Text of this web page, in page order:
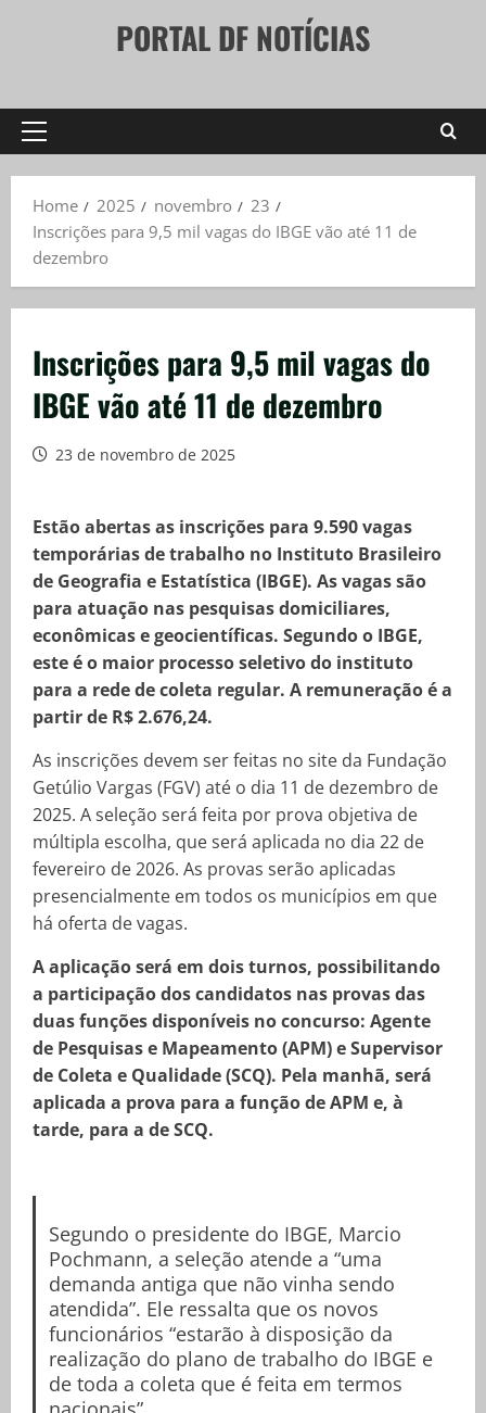
PORTAL DF NOTÍCIAS
Primary
Home
2025 novembro
23
Inscrições para 9,5 mil vagas do IBGE vão até 11 de
dezembro
Inscrições para 9,5 mil vagas do
IBGE vão até 11 de dezembro
23 de novembro de 2025
Estão abertas as inscrições para 9.590 vagas
temporárias de trabalho no Instituto Brasileiro
de Geografia e Estatística (IBGE). As vagas são
para atuação nas pesquisas domiciliares,
econômicas e geocientíficas. Segundo o IBGE,
este é o maior processo seletivo do instituto
para a rede de coleta regular. A remuneração é a
partir de R$ 2.676,24.
As inscrições devem ser feitas no site da Fundação
Getúlio Vargas (FGV) até o dia 11 de dezembro de
2025. A seleção será feita por prova objetiva de
múltipla escolha, que será aplicada no dia 22 de
fevereiro de 2026. As provas serão aplicadas
presencialmente em todos os municípios em que
há oferta de vagas.
A aplicação será em dois turnos, possibilitando
a participação dos candidatos nas provas das
duas funções disponíveis no concurso: Agente
de Pesquisas e Mapeamento (APM) e Supervisor
de Coleta e Qualidade (SCQ). Pela manhã, será
aplicada a prova para a função de APM e, à
tarde, para a de SCQ.
Segundo o presidente do IBGE, Marcio
Pochmann, a seleção atende a “uma
demanda antiga que não vinha sendo
atendida”. Ele ressalta que os novos
funcionários “estarão à disposição da
realização do plano de trabalho do IBGE e
de toda a coleta que é feita em termos